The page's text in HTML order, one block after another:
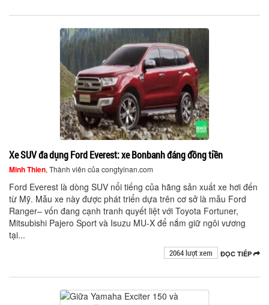
Xe SUV đa dụng Ford Everest: xe Bonbanh đáng đồng tiền
Minh Thien, Thành viên của congtyinan.com
Ford Everest là dòng SUV nổi tiếng của hãng sản xuất xe hơi đến
từ Mỹ. Mẫu xe này được phát triển dựa trên cơ sở là mẫu Ford
Ranger– vốn đang cạnh tranh quyết liệt với Toyota Fortuner,
Mitsubishi Pajero Sport và Isuzu MU-X để nắm giữ ngôi vương
tại...
ĐỌC TIẾP
2064 lượt xem